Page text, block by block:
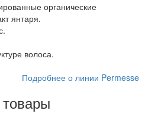
органические
янтаря.
волоса.
Подробнее о линии Permesse